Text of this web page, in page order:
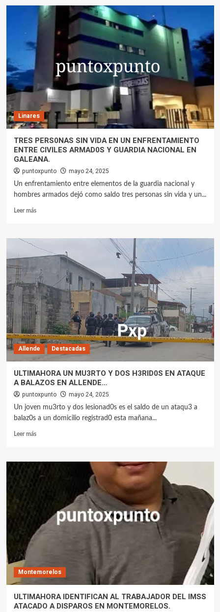
Linares
TRES PERS0NAS SIN VIDA EN UN ENFRENTAMIENTO
ENTRE CIVILES ARMAD0S Y GUARDIA NACIONAL EN
GALEANA.
puntoxpunto mayo 24, 2025
Un enfrentamiento entre elementos de la guardia nacional y
hombres armados dejó como saldo tres personas sin vida y un...
Leer más
Allende Destacadas
ULTIMAHORA UN MU3RTO Y DOS H3RID0S EN ATAQUE
A BALAZOS EN ALLENDE…
puntoxpunto mayo 24, 2025
Un joven mu3rto y dos lesionad0s es el saldo de un ataqu3 a
balaz0s a un domicilio registrad0 esta mañana...
Leer más
Montemorelos
ULTIMAHORA IDENTIFICAN AL TRABAJADOR DEL IMSS
ATACADO A DISPAROS EN MONTEMORELOS.